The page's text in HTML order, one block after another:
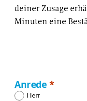
deiner Zusage
Minuten eine
Anrede
Herr